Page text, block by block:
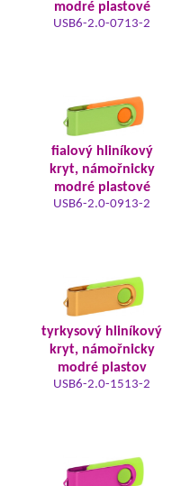
modré plastové
USB6-2.0-0713-2
fialový hliníkový
kryt, námořnicky
modré plastové
USB6-2.0-0913-2
tyrkysový hliníkový
kryt, námořnicky
modré plastov
USB6-2.0-1513-2